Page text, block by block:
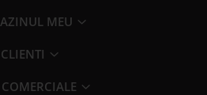
MEU
CLIENTI